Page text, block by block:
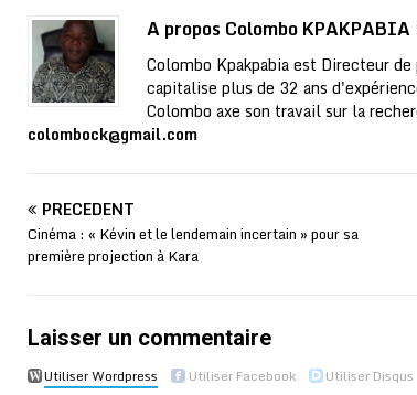
A propos Colombo KPAKPABIA
Colombo Kpakpabia est Directeur
capitalise plus de 32 ans
Colombo axe son travail sur la
colombock@gmail.com
PRÉCÉDENT
Cinéma : « Kévin et le lendemain incertain » pour sa
première projection à Kara
Laisser un commentaire
Utiliser Wordpress Utiliser Facebook Utiliser Disqus